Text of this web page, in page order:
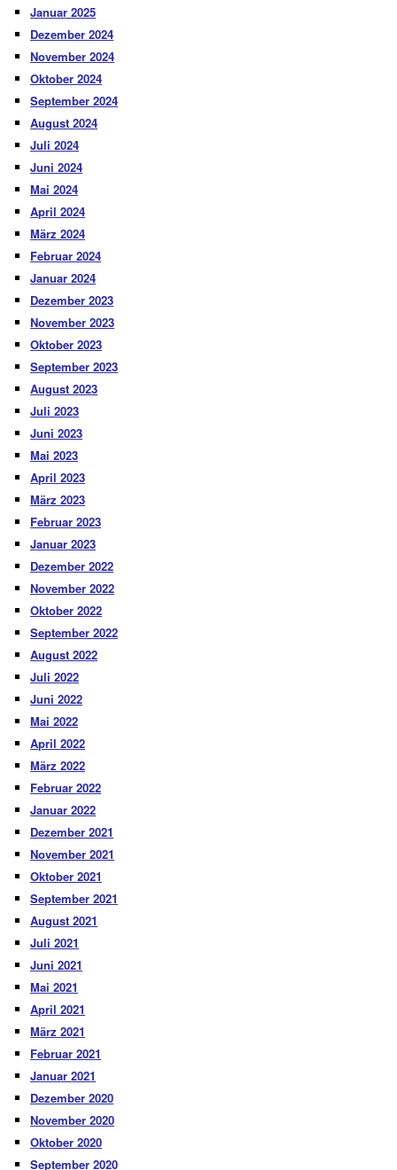
Januar 2025
Dezember 2024
November 2024
Oktober 2024
September 2024
August 2024
Juli 2024
Juni 2024
Mai 2024
April 2024
März 2024
Februar 2024
Januar 2024
Dezember 2023
November 2023
Oktober 2023
September 2023
August 2023
Juli 2023
Juni 2023
Mai 2023
April 2023
März 2023
Februar 2023
Januar 2023
Dezember 2022
November 2022
Oktober 2022
September 2022
August 2022
Juli 2022
Juni 2022
Mai 2022
April 2022
März 2022
Februar 2022
Januar 2022
Dezember 2021
November 2021
Oktober 2021
September 2021
August 2021
Juli 2021
Juni 2021
Mai 2021
April 2021
März 2021
Februar 2021
Januar 2021
Dezember 2020
November 2020
Oktober 2020
September 2020